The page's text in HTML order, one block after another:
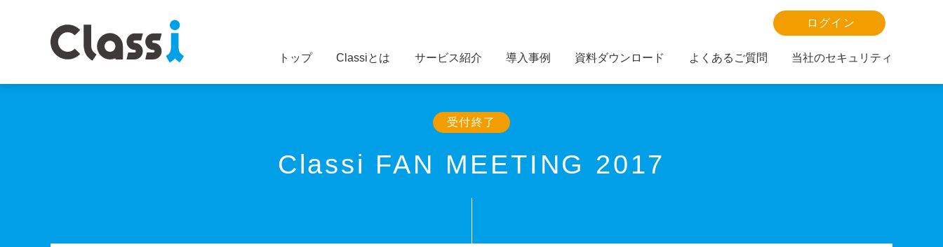
ログイン
トップ Classiとは サービス紹介 導入事例 資料ダウンロード よくあるご質問 当社のセキュリティ
受付終了
Classi FAN MEETING 2017